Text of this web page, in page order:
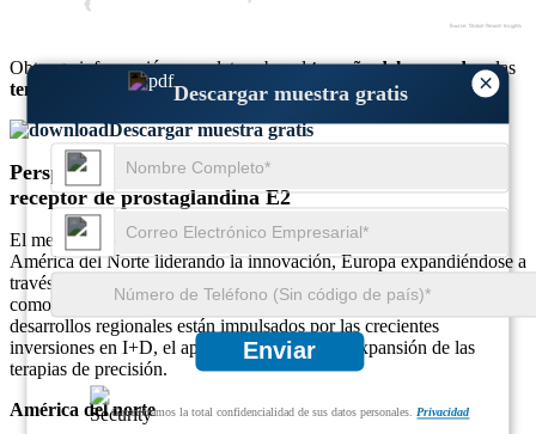
×
Descargar muestra gratis
Enviar
Garantizamos la total confidencialidad de sus datos personales. Privacidad
Obtenga información completa sobre eltamaño del mercadoy las
tendencias de crecimiento
Descargar muestra gratis
Perspectiva regional del mercado del subtipo EP4 del
receptor de prostaglandina E2
El mercado global exhibe diversas dinámicas regionales, con
América del Norte liderando la innovación, Europa expandiéndose a
través de la investigación colaborativa y Asia-Pacífico emergiendo
como un centro clave de crecimiento biofarmacéutico. Los
desarrollos regionales están impulsados ​​por las crecientes
inversiones en I+D, el apoyo regulatorio y la expansión de las
terapias de precisión.
América del norte